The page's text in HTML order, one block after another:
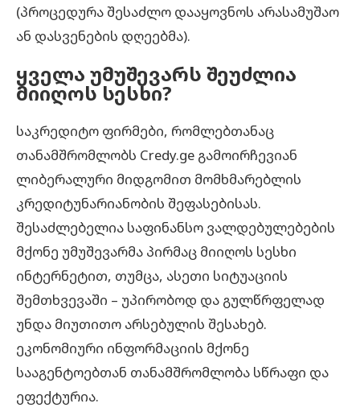
(პროცედურა შესაძლო დააყოვნოს არასამუშაო
ან დასვენების დღეებმა).
ყველა უმუშევარს შეუძლია
მიიღოს სესხი?
საკრედიტო ფირმები, რომლებთანაც
თანამშრომლობს Credy.ge გამოირჩევიან
ლიბერალური მიდგომით მომხმარებლის
კრედიტუნარიანობის შეფასებისას.
შესაძლებელია საფინანსო ვალდებულებების
მქონე უმუშევარმა პირმაც მიიღოს სესხი
ინტერნეტით, თუმცა, ასეთი სიტუაციის
შემთხვევაში – უპირობოდ და გულწრფელად
უნდა მიუთითო არსებულის შესახებ.
ეკონომიური ინფორმაციის მქონე
სააგენტოებთან თანამშრომლობა სწრაფი და
ეფექტურია.